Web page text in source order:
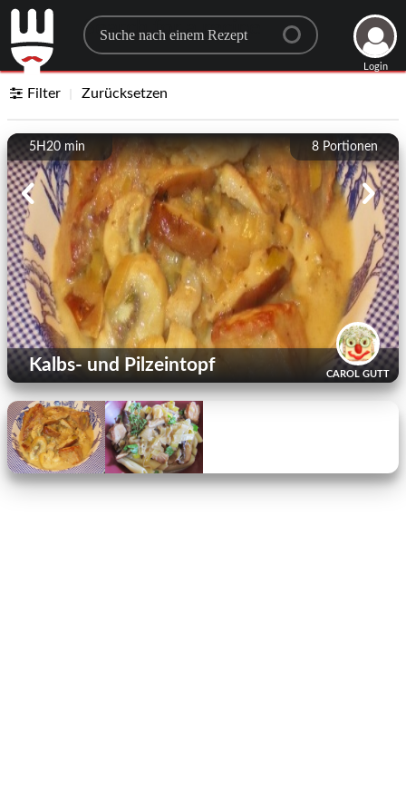
Search for a recipe
Login
Filter Zurücksetzen
8 Portionen
5H20 min
CAROL GUTT
Kalbs- und Pilzeintopf